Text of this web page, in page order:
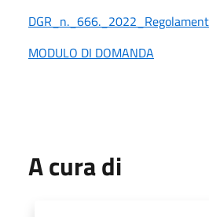
MODULO DI DOMANDA
A cura di